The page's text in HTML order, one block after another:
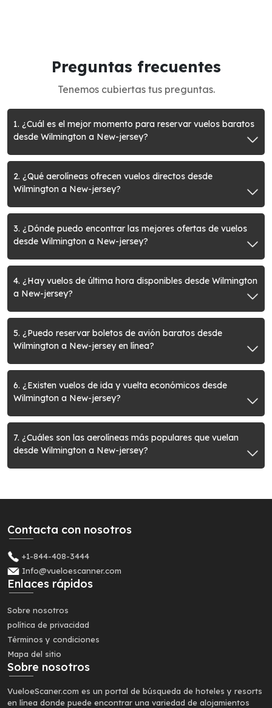
Preguntas frecuentes
Tenemos cubiertas tus preguntas.
1. ¿Cuál es el mejor momento para reservar vuelos baratos
desde Wilmington a New-jersey?
2. ¿Qué aerolíneas ofrecen vuelos directos desde
Wilmington a New-jersey?
3. ¿Dónde puedo encontrar las mejores ofertas de vuelos
desde Wilmington a New-jersey?
4. ¿Hay vuelos de última hora disponibles desde Wilmington
a New-jersey?
5. ¿Puedo reservar boletos de avión baratos desde
Wilmington a New-jersey en línea?
6. ¿Existen vuelos de ida y vuelta económicos desde
Wilmington a New-jersey?
7. ¿Cuáles son las aerolíneas más populares que vuelan
desde Wilmington a New-jersey?
Contacta con nosotros
+1-844-408-3444
Info@vueloescanner.com
Enlaces rápidos
Sobre nosotros
política de privacidad
Términos y condiciones
Mapa del sitio
Sobre nosotros
VueloeScaner.com es un portal de búsqueda de hoteles y resorts
en línea donde puede encontrar una variedad de alojamientos